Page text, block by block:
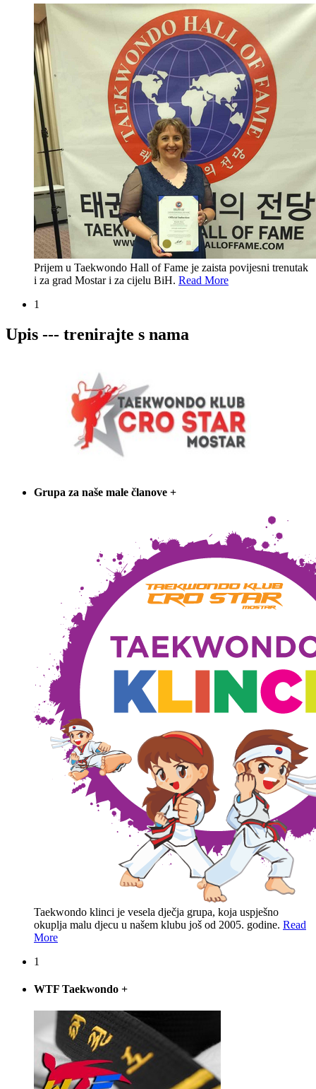
Prijem u Taekwondo Hall of Fame je zaista povijesni trenutak
i za grad Mostar i za cijelu BiH. Read More
1
Upis --- trenirajte s nama
Grupa za naše male članove +
Taekwondo klinci je vesela dječja grupa, koja uspješno
okuplja malu djecu u našem klubu još od 2005. godine. Read
More
1
WTF Taekwondo +